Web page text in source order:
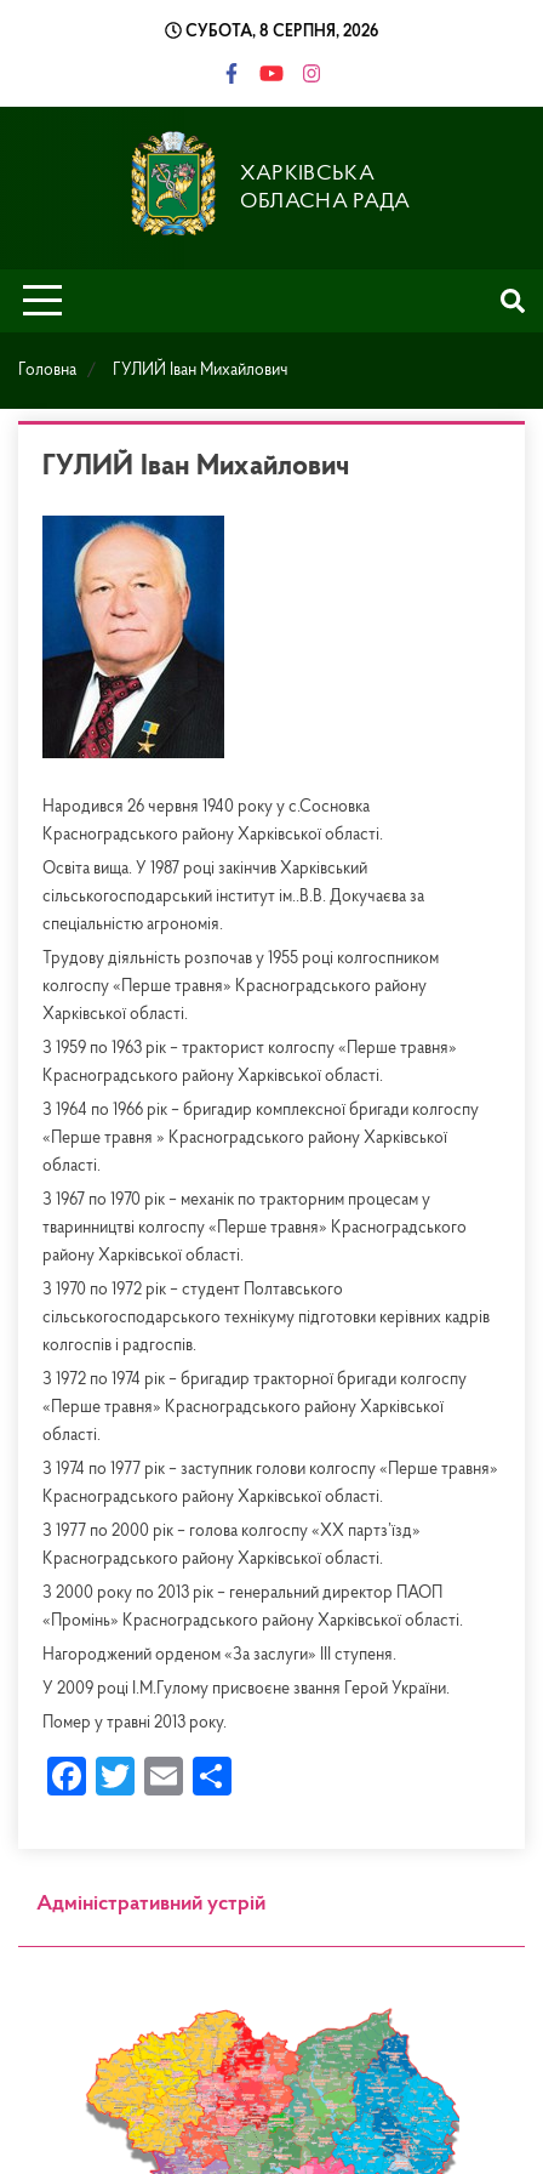
СУБОТА, 8 СЕРПНЯ, 2026
ХАРКІВСЬКА
ОБЛАСНА РАДА
Головна ГУЛИЙ Іван Михайлович
ГУЛИЙ Іван Михайлович
Народився 26 червня 1940 року у с.Сосновка
Красноградського району Харківської області.
Освіта вища. У 1987 році закінчив Харківський
сільськогосподарський інститут ім..В.В. Докучаєва за
спеціальністю агрономія.
Трудову діяльність розпочав у 1955 році колгоспником
колгоспу «Перше травня» Красноградського району
Харківської області.
З 1959 по 1963 рік – тракторист колгоспу «Перше травня»
Красноградського району Харківської області.
З 1964 по 1966 рік – бригадир комплексної бригади колгоспу
«Перше травня » Красноградського району Харківської
області.
З 1967 по 1970 рік – механік по тракторним процесам у
тваринництві колгоспу «Перше травня» Красноградського
району Харківської області.
З 1970 по 1972 рік – студент Полтавського
сільськогосподарського технікуму підготовки керівних кадрів
колгоспів і радгоспів.
З 1972 по 1974 рік – бригадир тракторної бригади колгоспу
«Перше травня» Красноградського району Харківської
області.
З 1974 по 1977 рік – заступник голови колгоспу «Перше травня»
Красноградського району Харківської області.
З 1977 по 2000 рік – голова колгоспу «ХХ партз’їзд»
Красноградського району Харківської області.
З 2000 року по 2013 рік – генеральний директор ПАОП
«Промінь» Красноградського району Харківської області.
Нагороджений орденом «За заслуги» ІІІ ступеня.
У 2009 році І.М.Гулому присвоєне звання Герой України.
Помер у травні 2013 року.
Facebook
Twitter
Email
Адміністративний устрій